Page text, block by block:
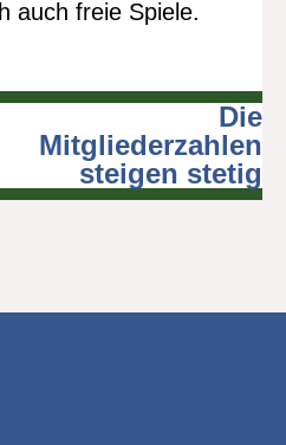
auch freie Spiele.
Die
Mitgliederzahlen
steigen stetig